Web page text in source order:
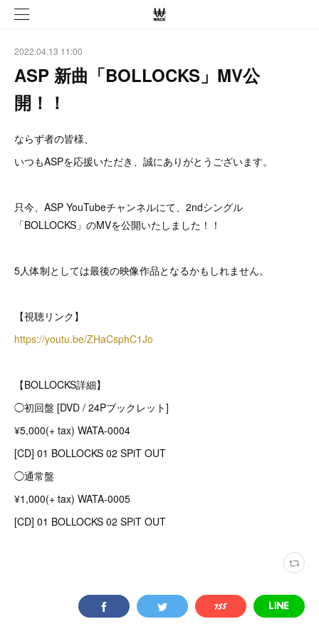
2022.04.13 11:00
ASP 新曲「BOLLOCKS」MV公
開！！
ならず者の皆様、
いつもASPを応援いただき、誠にありがとうございます。
只今、ASP YouTubeチャンネルにて、2ndシングル
「BOLLOCKS」のMVを公開いたしました！！
5人体制としては最後の映像作品となるかもしれません。
【視聴リンク】
https://youtu.be/ZHaCsphC1Jo
【BOLLOCKS詳細】
◯初回盤 [DVD / 24Pブックレット]
¥5,000(+ tax) WATA-0004
[CD] 01 BOLLOCKS 02 SPiT OUT
◯通常盤
¥1,000(+ tax) WATA-0005
[CD] 01 BOLLOCKS 02 SPiT OUT